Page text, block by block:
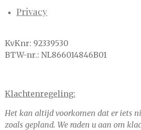
Privacy
KvKnr: 92339530
BTW-nr.: NL866014846B01
Klachtenregeling:
Het kan altijd voorkomen dat er iets
zoals gepland. We raden u aan om